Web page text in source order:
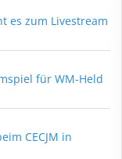
es zum Livestream
für WM-Held
CECJM in